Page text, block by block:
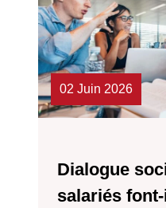
02 Juin 2026
Dialogue
salariés